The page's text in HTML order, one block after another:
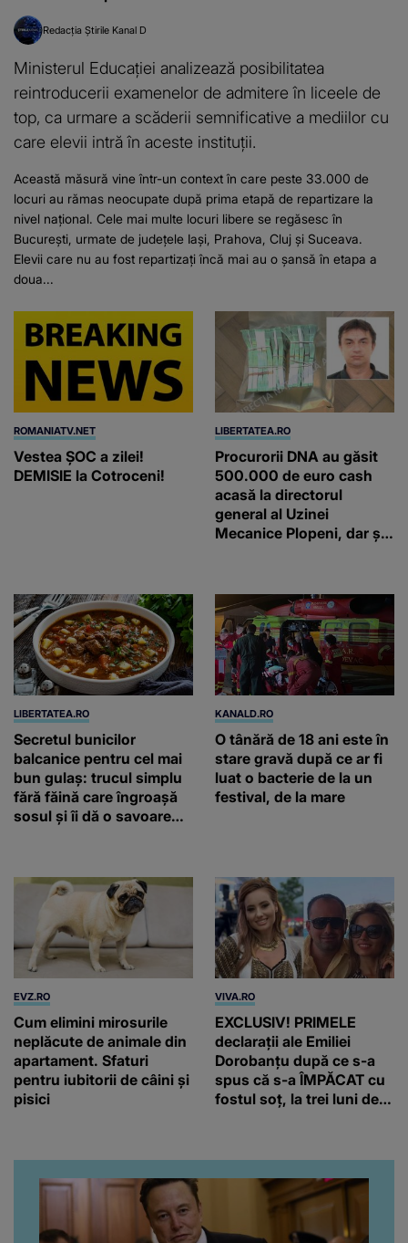
Redacția Știrile Kanal D
Ministerul Educației analizează posibilitatea
reintroducerii examenelor de admitere în liceele de
top, ca urmare a scăderii semnificative a mediilor cu
care elevii intră în aceste instituții.
Această măsură vine într-un context în care peste 33.000 de
locuri au rămas neocupate după prima etapă de repartizare la
nivel național. Cele mai multe locuri libere se regăsesc în
București, urmate de județele Iași, Prahova, Cluj și Suceava.
Elevii care nu au fost repartizați încă mai au o șansă în etapa a
doua...
ROMANIATV.NET
Vestea ȘOC a zilei!
DEMISIE la Cotroceni!
LIBERTATEA.RO
Procurorii DNA au găsit
500.000 de euro cash
acasă la directorul
general al Uzinei
Mecanice Plopeni, dar și
LIBERTATEA.RO
Secretul bunicilor
balcanice pentru cel mai
bun gulaș: trucul simplu
fără făină care îngroașă
sosul și îi dă o savoare
KANALD.RO
O tânără de 18 ani este în
stare gravă după ce ar fi
luat o bacterie de la un
festival, de la mare
EVZ.RO
Cum elimini mirosurile
neplăcute de animale din
apartament. Sfaturi
pentru iubitorii de câini și
pisici
VIVA.RO
EXCLUSIV! PRIMELE
declarații ale Emiliei
Dorobanțu după ce s-a
spus că s-a ÎMPĂCAT cu
fostul soț, la trei luni de
artistă i-a lăsat MASCĂ
pe toți. De data aceasta,
chiar a rupt tăcerea:
”Poate că aveam să ne
spunem, să ne...”